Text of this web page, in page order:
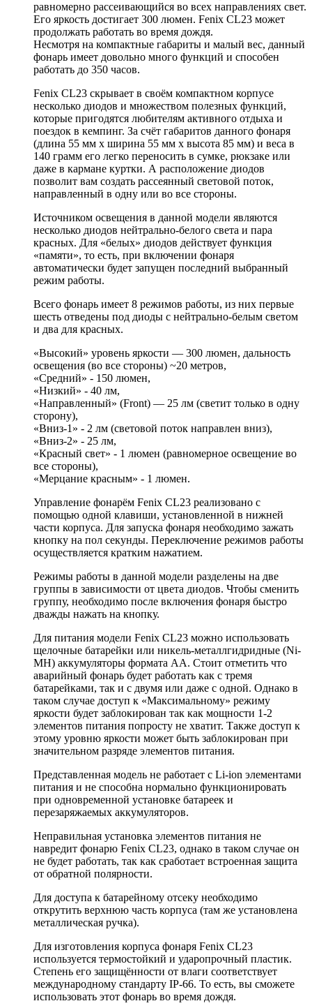
равномерно рассеивающийся во всех направлениях свет.
Его яркость достигает 300 люмен. Fenix CL23 может
продолжать работать во время дождя.
Несмотря на компактные габариты и малый вес, данный
фонарь имеет довольно много функций и способен
работать до 350 часов.
Fenix CL23 скрывает в своём компактном корпусе
несколько диодов и множеством полезных функций,
которые пригодятся любителям активного отдыха и
поездок в кемпинг. За счёт габаритов данного фонаря
(длина 55 мм х ширина 55 мм х высота 85 мм) и веса в
140 грамм его легко переносить в сумке, рюкзаке или
даже в кармане куртки. А расположение диодов
позволит вам создать рассеянный световой поток,
направленный в одну или во все стороны.
Источником освещения в данной модели являются
несколько диодов нейтрально-белого света и пара
красных. Для «белых» диодов действует функция
«памяти», то есть, при включении фонаря
автоматически будет запущен последний выбранный
режим работы.
Всего фонарь имеет 8 режимов работы, из них первые
шесть отведены под диоды с нейтрально-белым светом
и два для красных.
«Высокий» уровень яркости — 300 люмен, дальность
освещения (во все стороны) ~20 метров,
«Средний» - 150 люмен,
«Низкий» - 40 лм,
«Направленный» (Front) — 25 лм (светит только в одну
сторону),
«Вниз-1» - 2 лм (световой поток направлен вниз),
«Вниз-2» - 25 лм,
«Красный свет» - 1 люмен (равномерное освещение во
все стороны),
«Мерцание красным» - 1 люмен.
Управление фонарём Fenix CL23 реализовано с
помощью одной клавиши, установленной в нижней
части корпуса. Для запуска фонаря необходимо зажать
кнопку на пол секунды. Переключение режимов работы
осуществляется кратким нажатием.
Режимы работы в данной модели разделены на две
группы в зависимости от цвета диодов. Чтобы сменить
группу, необходимо после включения фонаря быстро
дважды нажать на кнопку.
Для питания модели Fenix CL23 можно использовать
щелочные батарейки или никель-металлгидридные (Ni-
MH) аккумуляторы формата АА. Стоит отметить что
аварийный фонарь будет работать как с тремя
батарейками, так и с двумя или даже с одной. Однако в
таком случае доступ к «Максимальному» режиму
яркости будет заблокирован так как мощности 1-2
элементов питания попросту не хватит. Также доступ к
этому уровню яркости может быть заблокирован при
значительном разряде элементов питания.
Представленная модель не работает с Li-ion элементами
питания и не способна нормально функционировать
при одновременной установке батареек и
перезаряжаемых аккумуляторов.
Неправильная установка элементов питания не
навредит фонарю Fenix CL23, однако в таком случае он
не будет работать, так как сработает встроенная защита
от обратной полярности.
Для доступа к батарейному отсеку необходимо
открутить верхнюю часть корпуса (там же установлена
металлическая ручка).
Для изготовления корпуса фонаря Fenix CL23
используется термостойкий и ударопрочный пластик.
Степень его защищённости от влаги соответствует
международному стандарту IP-66. То есть, вы сможете
использовать этот фонарь во время дождя.